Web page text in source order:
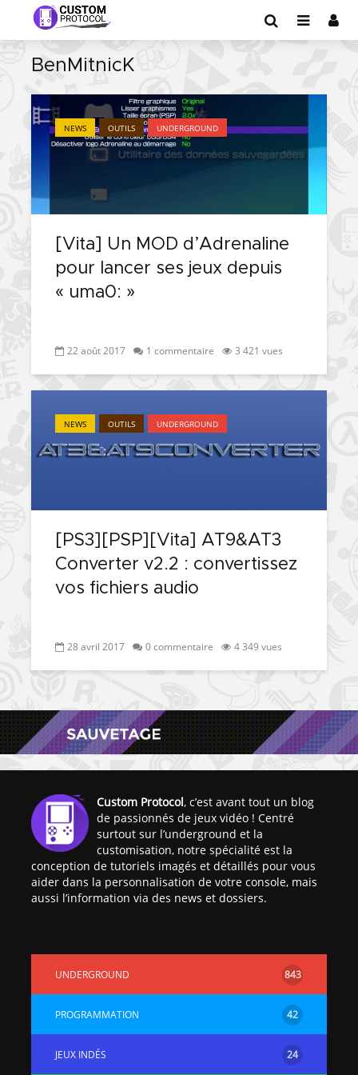
BenMitnicK
NEWS OUTILS UNDERGROUND
[Vita] Un MOD d’Adrenaline
pour lancer ses jeux depuis
« uma0: »
22 août 2017 1 commentaire 3 421 vues
NEWS OUTILS UNDERGROUND
[PS3][PSP][Vita] AT9&AT3
Converter v2.2 : convertissez
vos fichiers audio
28 avril 2017 0 commentaire 4 349 vues
Custom Protocol, c’est avant tout un blog
de passionnés de jeux vidéo ! Centré
surtout sur l’underground et la
customisation, notre spécialité est la
conception de tutoriels imagés et détaillés pour vous
aider dans la personnalisation de votre console, mais
aussi l’information via des news et dossiers.
UNDERGROUND 843
PROGRAMMATION 42
JEUX INDÉS 24
[Vita] Ouverture de
KyûHEN, le nouveau
concours de
homebrews
possible avec Baryon
Sweeper !
nouveaux